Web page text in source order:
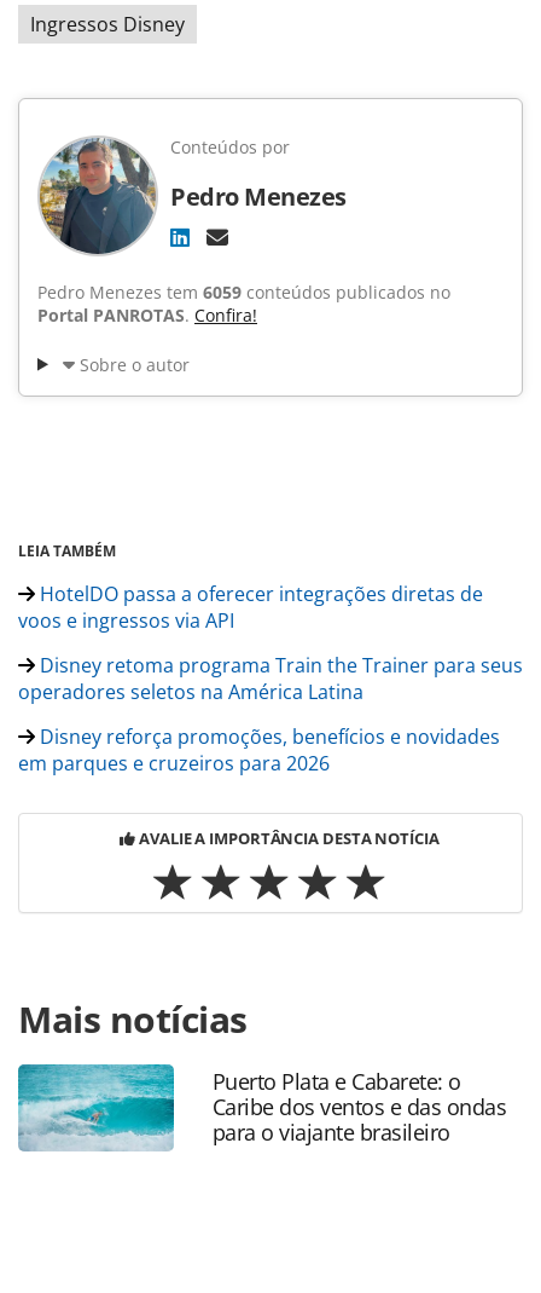
Ingressos Disney
Conteúdos por
Pedro Menezes
Pedro Menezes tem 6059 conteúdos publicados no
Portal PANROTAS. Confira!
Sobre o autor
LEIA TAMBÉM
HotelDO passa a oferecer integrações diretas de
voos e ingressos via API
Disney retoma programa Train the Trainer para seus
operadores seletos na América Latina
Disney reforça promoções, benefícios e novidades
em parques e cruzeiros para 2026
AVALIE A IMPORTÂNCIA DESTA NOTÍCIA
https://www.panrotas.com.br/destinos/parques-
tematicos/2026/04/after-2pm-disney-world-lanca-
ingressos-promocionais-para-entrada-apos-as-
14h_227709.html ou as ferramentas oferecidas na página.
Todo o conteúdo produzido pela PANROTAS Editora é
protegido pela legislação brasileira sobre direito autoral.
Mais notícias
Puerto Plata e Cabarete: o
Caribe dos ventos e das ondas
para o viajante brasileiro